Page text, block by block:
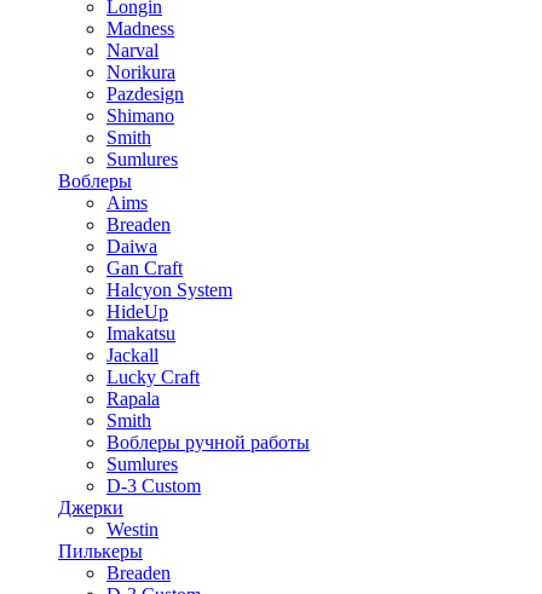
Longin
Madness
Narval
Norikura
Pazdesign
Shimano
Smith
Sumlures
Воблеры
Aims
Breaden
Daiwa
Gan Craft
Halcyon System
HideUp
Imakatsu
Jackall
Lucky Craft
Rapala
Smith
Воблеры ручной работы
Sumlures
D-3 Custom
Джерки
Westin
Пилькеры
Breaden